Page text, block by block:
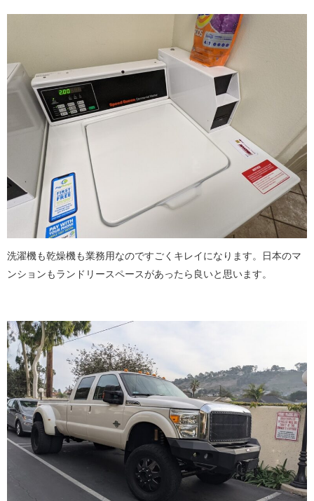
洗濯機も乾燥機も業務用なのですごくキレイになります。日本のマ
ンションもランドリースペースがあったら良いと思います。